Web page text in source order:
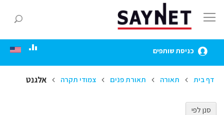
to
Content
כניסת שותפים
דף בית תאורה תאורת פנים צמודי תקרה אלגנט
סנן לפי